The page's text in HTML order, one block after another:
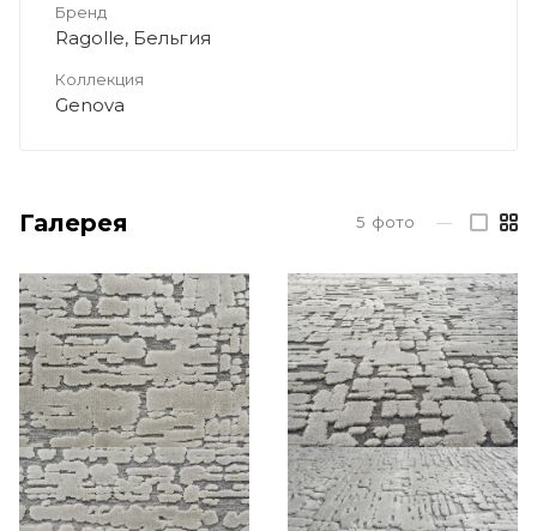
Бренд
Ragolle, Бельгия
Коллекция
Genova
Галерея 5 фото —